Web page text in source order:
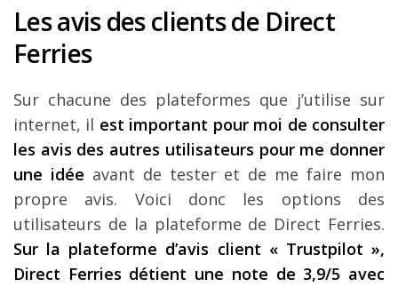
Les avis des clients de Direct
Ferries
Sur chacune des plateformes que j’utilise sur
internet, il est important pour moi de consulter
les avis des autres utilisateurs pour me donner
une idée avant de tester et de me faire mon
propre avis. Voici donc les options des
utilisateurs de la plateforme de Direct Ferries.
Sur la plateforme d’avis client « Trustpilot »,
Direct Ferries détient une note de 3,9/5 avec